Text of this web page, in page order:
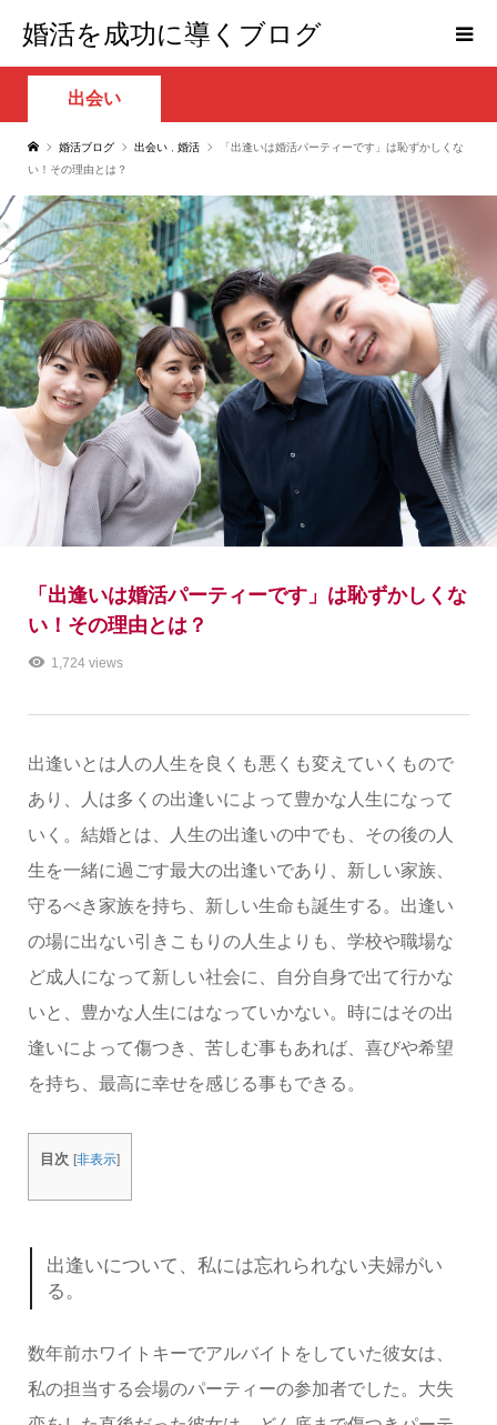
婚活を成功に導くブログ
出会い
婚活ブログ 出会い 婚活
「出逢いは婚活パーティーです」は恥ずかしくな
い！その理由とは？
「出逢いは婚活パーティーです」は恥ずかしくな
い！その理由とは？
1,724 views
出逢いとは人の人生を良くも悪くも変えていくもので
あり、人は多くの出逢いによって豊かな人生になって
いく。結婚とは、人生の出逢いの中でも、その後の人
生を一緒に過ごす最大の出逢いであり、新しい家族、
守るべき家族を持ち、新しい生命も誕生する。出逢い
の場に出ない引きこもりの人生よりも、学校や職場な
ど成人になって新しい社会に、自分自身で出て行かな
いと、豊かな人生にはなっていかない。時にはその出
逢いによって傷つき、苦しむ事もあれば、喜びや希望
を持ち、最高に幸せを感じる事もできる。
目次 [非表示]
出逢いについて、私には忘れられない夫婦がい
る。
数年前ホワイトキーでアルバイトをしていた彼女は、
私の担当する会場のパーティーの参加者でした。大失